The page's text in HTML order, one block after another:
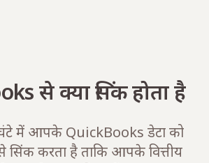
से क्या सिंक होता है
में आपके QuickBooks डेटा को
सिंक करता है ताकि आपके वित्तीय